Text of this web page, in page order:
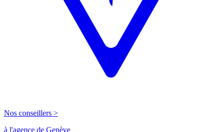
Nos conseillers >
à l'agence de Genève